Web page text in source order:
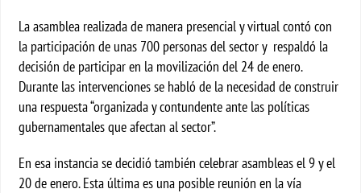
La asamblea realizada de manera presencial y virtual contó con
la participación de unas 700 personas del sector y respaldó la
decisión de participar en la movilización del 24 de enero.
Durante las intervenciones se habló de la necesidad de construir
una respuesta “organizada y contundente ante las políticas
gubernamentales que afectan al sector”.
En esa instancia se decidió también celebrar asambleas el 9 y el
20 de enero. Esta última es una posible reunión en la vía